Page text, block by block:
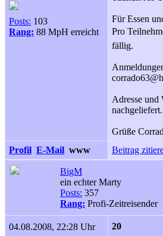
Posts: 103
Rang: 88 MpH erreicht
Für Essen
Pro
fällig.
Adresse und
nachgeliefert.
Grüße
Profil E-Mail www Beitrag
BigM
ein echter Marty
Posts: 357
Rang: Profi-Zeitreisender
04.08.2008, 22:28 Uhr 20 